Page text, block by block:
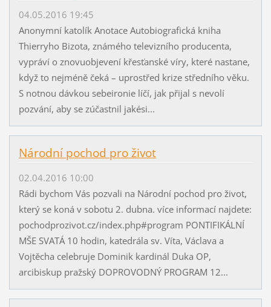
04.05.2016 19:45
Anonymní katolík Anotace Autobiografická kniha
Thierryho Bizota, známého televizního producenta,
vypráví o znovuobjevení křesťanské víry, které nastane,
když to nejméně čeká – uprostřed krize středního věku.
S notnou dávkou sebeironie líčí, jak přijal s nevolí
pozvání, aby se zúčastnil jakési...
Národní pochod pro život
02.04.2016 10:00
Rádi bychom Vás pozvali na Národní pochod pro život,
který se koná v sobotu 2. dubna. více informací najdete:
pochodprozivot.cz/index.php#program PONTIFIKÁLNÍ
MŠE SVATÁ 10 hodin, katedrála sv. Víta, Václava a
Vojtěcha celebruje Dominik kardinál Duka OP,
arcibiskup pražský DOPROVODNÝ PROGRAM 12...